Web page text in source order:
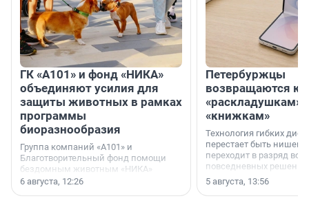
ГК «А101» и фонд «НИКА»
объединяют усилия для
защиты животных в рамках
программы
биоразнообразия
Группа компаний «А101» и
Благотворительный фонд помощи
бездомным животным «НИКА»
заключили соглашение о
6 августа, 12:26
Петербуржцы
возвращаются к
«раскладушкам»
«книжкам»
Технология гибких
перестает быть
переходит в разряд
повседневных
5 августа, 13:56